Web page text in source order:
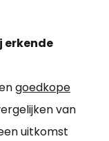
erkende
goedkope
van
uitkomst